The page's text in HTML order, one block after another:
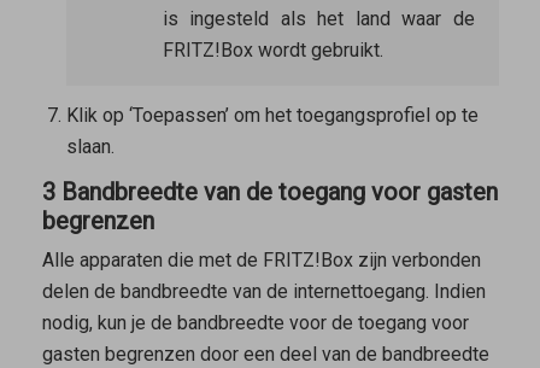
is ingesteld als het land waar de
FRITZ!Box wordt gebruikt.
Klik op ‘Toepassen’ om het toegangsprofiel op te
slaan.
3 Bandbreedte van de toegang voor gasten
begrenzen
Alle apparaten die met de FRITZ!Box zijn verbonden
delen de bandbreedte van de internettoegang. Indien
nodig, kun je de bandbreedte voor de toegang voor
gasten begrenzen door een deel van de bandbreedte